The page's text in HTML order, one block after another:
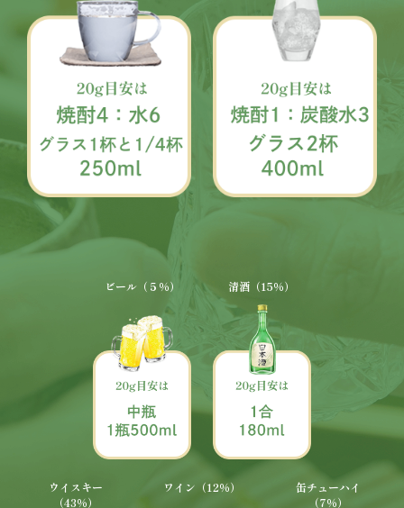
ビール（５％） 清酒（15％）
ウイスキー
（43％）
ワイン（12％）
缶チューハイ
（7％）